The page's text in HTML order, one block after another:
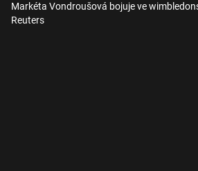
Markéta Vondroušová bojuje ve
Reuters